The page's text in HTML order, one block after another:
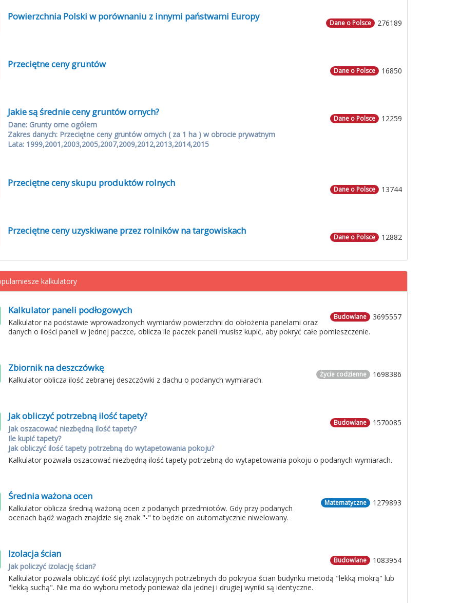
276189
Dane o Polsce
Powierzchnia Polski w porównaniu z innymi państwami Europy
16850
Dane o Polsce
Przeciętne ceny gruntów
12259
Dane o Polsce
Jakie są średnie ceny gruntów ornych?
Dane: Grunty orne ogółem
Zakres danych: Przeciętne ceny gruntów ornych ( za 1 ha ) w obrocie prywatnym
Lata: 1999,2001,2003,2005,2007,2009,2012,2013,2014,2015
13744
Dane o Polsce
Przeciętne ceny skupu produktów rolnych
12882
Dane o Polsce
Przeciętne ceny uzyskiwane przez rolników na targowiskach
kalkulatory
3695557
Budowlane
Kalkulator paneli podłogowych
Kalkulator na podstawie wprowadzonych wymiarów powierzchni do obłożenia panelami oraz
danych o ilości paneli w jednej paczce, oblicza ile paczek paneli musisz kupić, aby pokryć całe pomieszczenie.
1698386
Życie codzienne
Zbiornik na deszczówkę
Kalkulator oblicza ilość zebranej deszczówki z dachu o podanych wymiarach.
1570085
Budowlane
Jak obliczyć potrzebną ilość tapety?
Jak oszacować niezbędną ilość tapety?
Ile kupić tapety?
Jak obliczyć ilość tapety potrzebną do wytapetowania pokoju?
Kalkulator pozwala oszacować niezbędną ilość tapety potrzebną do wytapetowania pokoju o podanych wymiarach.
1279893
Matematyczne
Średnia ważona ocen
Kalkulator oblicza średnią ważoną ocen z podanych przedmiotów. Gdy przy podanych
ocenach bądź wagach znajdzie się znak "-" to będzie on automatycznie niwelowany.
1083954
Budowlane
Izolacja ścian
Jak policzyć izolację ścian?
Kalkulator pozwala obliczyć ilość płyt izolacyjnych potrzebnych do pokrycia ścian budynku metodą "lekką mokrą" lub
"lekką suchą". Nie ma do wyboru metody ponieważ dla jednej i drugiej wyniki są identyczne.